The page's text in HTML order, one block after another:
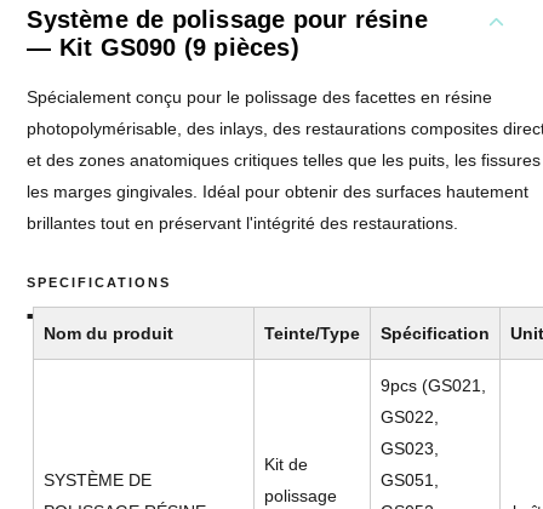
Système de polissage pour résine
— Kit GS090 (9 pièces)
Spécialement conçu pour le polissage des facettes en résine
photopolymérisable, des inlays, des restaurations composites
et des zones anatomiques critiques telles que les puits, les
les marges gingivales. Idéal pour obtenir des surfaces hautement
brillantes tout en préservant l'intégrité des restaurations.
SPECIFICATIONS
Nom du produit Teinte/Type Spécification
SYSTÈME DE
Kit de
polissage
9pcs (GS021,
GS022,
GS023,
GS051,